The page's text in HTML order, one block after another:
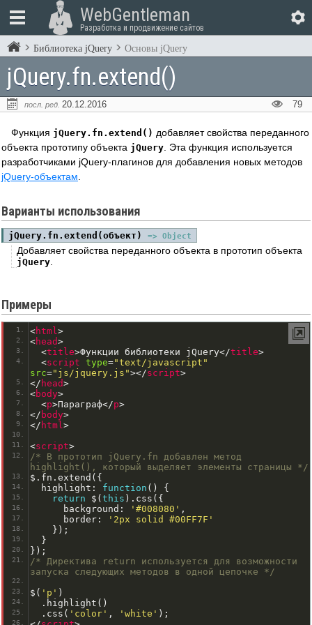
WebGentleman
Разработка и продвижение сайтов
Библиотека jQuery Основы jQuery
jQuery.fn.extend()
79
посл. ред. 20.12.2016
Функция jQuery.fn.extend() добавляет свойства переданного
объекта прототипу объекта jQuery. Эта функция используется
разработчиками jQuery-плагинов для добавления новых методов
jQuery-объектам.
Варианты использования
jQuery.fn.extend(объект) => Object
Добавляет свойства переданного объекта в прототип объекта
jQuery
Примеры
<html>
<head>
<title>Функции библиотеки jQuery</title>
<script type="text/javascript"
src="js/jquery.js"></script>
</ head>
<body>
<p>Параграф</p>
</ body>
</ html>
<script>
/* В прототип jQuery.fn добавлен метод
highlight(), который выделяет элементы страницы */
$ . fn . extend ({
  highlight
: function ()
{
return $ ( this ). css ({
      background
: '#008080' ,
      border
:
'2px solid #00FF7F'
});
}
});
/* Директива return используется для возможности
запуска следующих методов в одной цепочке */
$ ( 'p' )
. highlight ()
. css ( 'color' , 'white' );